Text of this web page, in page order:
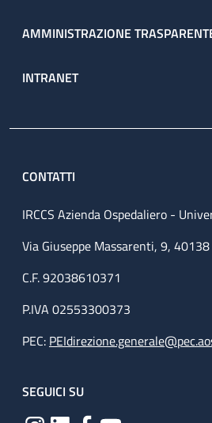
AMMINISTRAZIONE
INTRANET
CONTATTI
IRCCS Azienda Ospedaliero -
Via Giuseppe Massarenti, 9,
C.F. 92038610371
P.IVA 02553300373
PEC:
SEGUICI SU